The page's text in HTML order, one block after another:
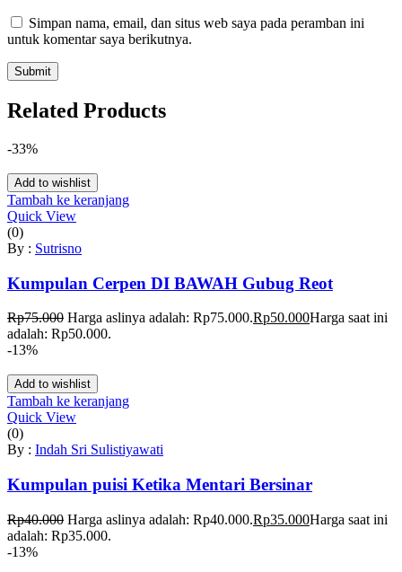
Simpan nama, email, dan situs web saya pada peramban ini
untuk komentar saya berikutnya.
Related Products
-33%
Add to wishlist
Tambah ke keranjang
Quick View
(0)
By : Sutrisno
Kumpulan Cerpen DI BAWAH Gubug Reot
Rp75.000 Harga aslinya adalah: Rp75.000.Rp50.000Harga saat ini
adalah: Rp50.000.
-13%
Add to wishlist
Tambah ke keranjang
Quick View
(0)
By : Indah Sri Sulistiyawati
Kumpulan puisi Ketika Mentari Bersinar
Rp40.000 Harga aslinya adalah: Rp40.000.Rp35.000Harga saat ini
adalah: Rp35.000.
-13%